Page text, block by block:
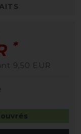
*
9,50 EUR